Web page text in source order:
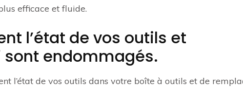
efficace et fluide.
l’état de vos outils et
endommagés.
l’état de vos outils dans votre boîte à outils et de